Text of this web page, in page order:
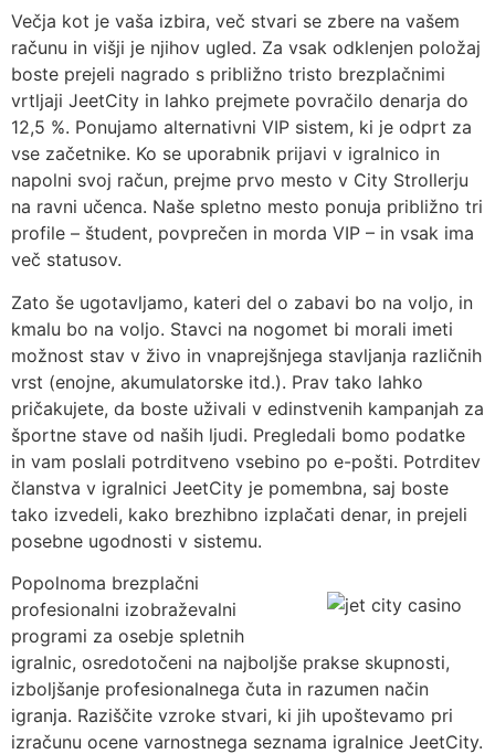
Večja kot je vaša izbira, več stvari se zbere na vašem
računu in višji je njihov ugled. Za vsak odklenjen položaj
boste prejeli nagrado s približno tristo brezplačnimi
vrtljaji JeetCity in lahko prejmete povračilo denarja do
12,5 %. Ponujamo alternativni VIP sistem, ki je odprt za
vse začetnike. Ko se uporabnik prijavi v igralnico in
napolni svoj račun, prejme prvo mesto v City Strollerju
na ravni učenca. Naše spletno mesto ponuja približno tri
profile – študent, povprečen in morda VIP – in vsak ima
več statusov.
Zato še ugotavljamo, kateri del o zabavi bo na voljo, in
kmalu bo na voljo. Stavci na nogomet bi morali imeti
možnost stav v živo in vnaprejšnjega stavljanja različnih
vrst (enojne, akumulatorske itd.). Prav tako lahko
pričakujete, da boste uživali v edinstvenih kampanjah za
športne stave od naših ljudi. Pregledali bomo podatke
in vam poslali potrditveno vsebino po e-pošti. Potrditev
članstva v igralnici JeetCity je pomembna, saj boste
tako izvedeli, kako brezhibno izplačati denar, in prejeli
posebne ugodnosti v sistemu.
Popolnoma brezplačni
profesionalni izobraževalni
programi za osebje spletnih
igralnic, osredotočeni na najboljše prakse skupnosti,
izboljšanje profesionalnega čuta in razumen način
igranja. Raziščite vzroke stvari, ki jih upoštevamo pri
izračunu ocene varnostnega seznama igralnice JeetCity.